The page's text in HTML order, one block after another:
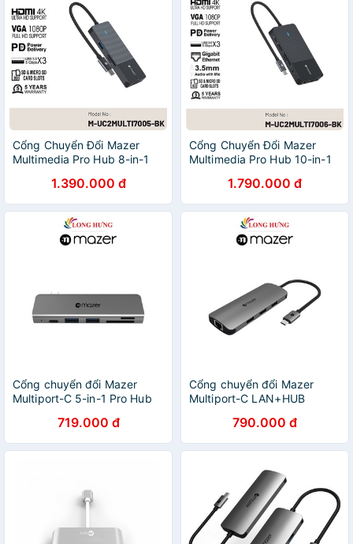
Cổng Chuyển Đổi Mazer
Multimedia Pro Hub 8-in-1
1.390.000 đ
Cổng Chuyển Đổi Mazer
Multimedia Pro Hub 10-in-1
1.790.000 đ
Cổng chuyển đổi Mazer
Multiport-C 5-in-1 Pro Hub
Hàng Chính Hãng
719.000 đ
Cổng chuyển đổi Mazer
Multiport-C LAN+HUB
GY - Hàng Chính Hãng
790.000 đ